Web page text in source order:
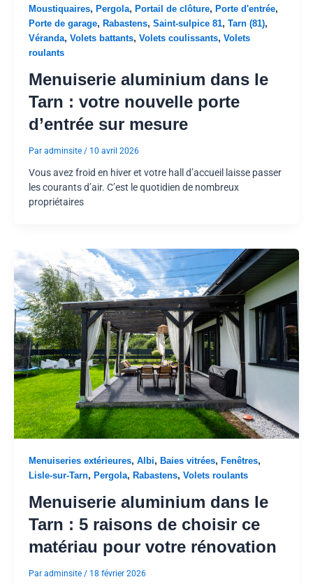
Moustiquaires, Pergola, Portail de clôture, Porte d'entrée,
Porte de garage, Rabastens, Saint-sulpice 81, Tarn (81),
Véranda, Volets battants, Volets coulissants, Volets
roulants
Menuiserie aluminium dans le
Tarn : votre nouvelle porte
d’entrée sur mesure
Par adminsite / 10 avril 2026
Vous avez froid en hiver et votre hall d’accueil laisse passer
les courants d’air. C’est le quotidien de nombreux
propriétaires
Menuiseries extérieures, Albi, Baies vitrées, Fenêtres,
Lisle-sur-Tarn, Pergola, Rabastens, Volets roulants
Menuiserie aluminium dans le
Tarn : 5 raisons de choisir ce
matériau pour votre rénovation
Par adminsite / 18 février 2026